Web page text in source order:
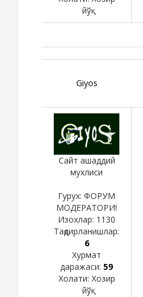
йўқ
Giyos
Сайт ашаддий
мухлиси
Гурух: ФОРУМ
МОДЕРАТОРИ!
Изохлар: 1130
Тақдирланишлар:
6
Хурмат
даражаси: 59
Холати: Хозир
йўқ